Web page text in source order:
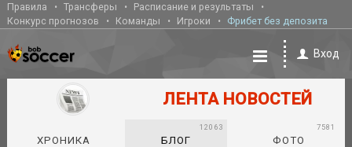
Правила Трансферы
Расписание и результаты
Конкурс прогнозов
Команды Игроки Фрибет без депозита
Вход
ЛЕНТА НОВОСТЕЙ
ХРОНИКА БЛОГ
12063
ФОТО
7581